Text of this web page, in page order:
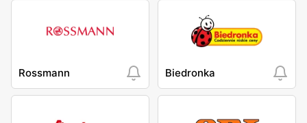
Rossmann Biedronka